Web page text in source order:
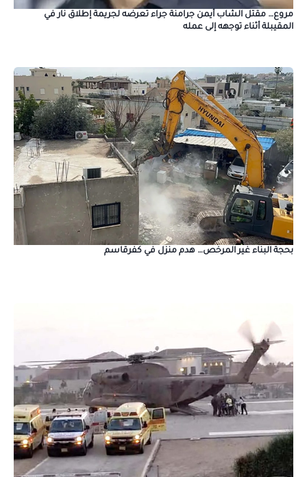
مروع… مقتل الشاب أيمن جرامنة جراء تعرضه لجريمة إطلاق نار في
المقيبلة أثناء توجهه إلى عمله
بحجة البناء غير المرخص… هدم منزل في كفرقاسم